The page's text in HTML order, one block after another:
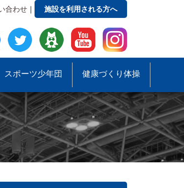
合わせ ｜ 施設を利用される方へ
スポーツ少年団 健康づくり体操